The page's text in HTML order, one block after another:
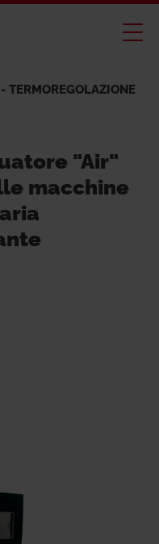
TERMOREGOLAZIONE
"Air"
macchine